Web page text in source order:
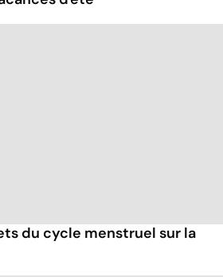
du cycle menstruel sur la